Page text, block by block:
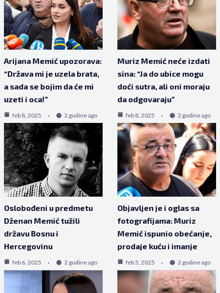
Arijana Memić upozorava:
“Država mi je uzela brata,
a sada se bojim da će mi
uzeti i oca!”
feb 8, 2025 2 godine ago
Muriz Memić neće izdati
sina: “Ja do ubice mogu
doći sutra, ali oni moraju
da odgovaraju”
feb 8, 2025 2 godine ago
Oslobođeni u predmetu
Dženan Memić tužili
državu Bosnu i
Hercegovinu
feb 6, 2025 2 godine ago
Objavljen je i oglas sa
fotografijama: Muriz
Memić ispunio obećanje,
prodaje kuću i imanje
feb 5, 2025 2 godine ago